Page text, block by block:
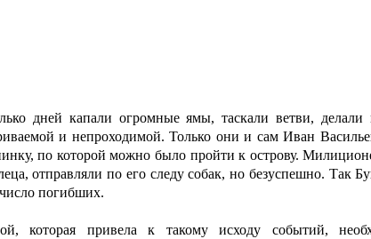
дней капали огромные ямы, таскали ветви, делали
и непроходимой. Только они и сам Иван
по которой можно было пройти к острову.
отправляли по его следу собак, но безуспешно. Так
погибших.
которая привела к такому исходу событий,